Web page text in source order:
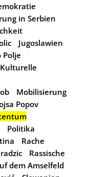
in Serbien
Jugoslawien
Polje
Kulturelle
Mobilisierung
Popov
Politika
Rache
Rassische
dem Amselfeld